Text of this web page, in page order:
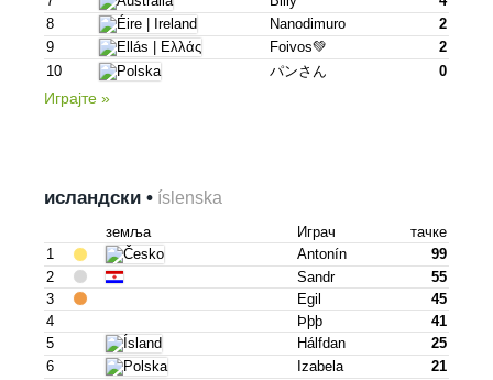
8
Nanodimuro
2
9
Foivos💚
2
10
パンさん 0
Играјте »
исландски • íslenska
земља Играч
тачке
1
Antonín
99
2
Sandr
55
3
Egil
45
4
Þþþ
41
5
Hálfdan
25
6
Izabela
21